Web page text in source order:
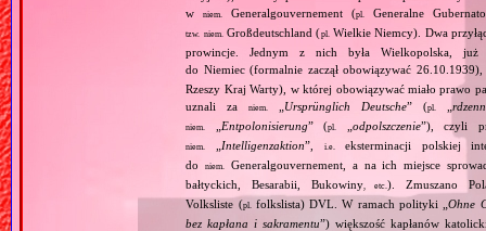
wniem. Generalgouvernement (pl. Generalne
tzw. niem. Großdeutschland (pl. Wielkie Niemcy). Dwa
prowincje. Jednym z nich była Wielkopolska, już
do Niemiec (formalnie zaczął obowiązywać
Rzeszy Kraj Warty), w której obowiązywać miało prawo
uznali zaniem. Ursprünglich Deutsche” (pl.
niem. Entpolonisierung” (pl. odpolszczenie”), czyli
niem. Intelligenzaktion”, i.e.
eksterminacji polskiej
doniem.
Generalgouvernement, a na ich miejsce
bałtyckich, Besarabii, Bukowiny, etc. ). Zmuszano
Volksliste (pl. folkslista) DVL. W ramach polityki „Ohne
bez kapłana i sakramentu”) większość kapłanów